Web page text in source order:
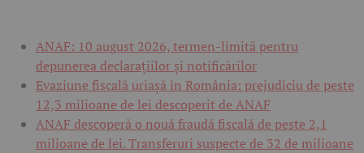
ANAF: 10 august 2026, termen-limită pentru
depunerea declarațiilor și notificărilor
Evaziune fiscală uriașă în România: prejudiciu de peste
12,3 milioane de lei descoperit de ANAF
ANAF descoperă o nouă fraudă fiscală de peste 2,1
milioane de lei. Transferuri suspecte de 32 de milioane